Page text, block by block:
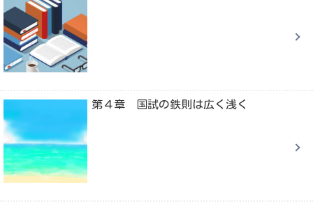
第４章 国試の鉄則は広く浅く